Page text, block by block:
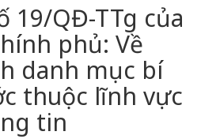
19/QĐ-TTg của
phủ: Về
danh mục bí
thuộc lĩnh vực
tin